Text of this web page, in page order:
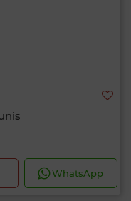
WhatsApp